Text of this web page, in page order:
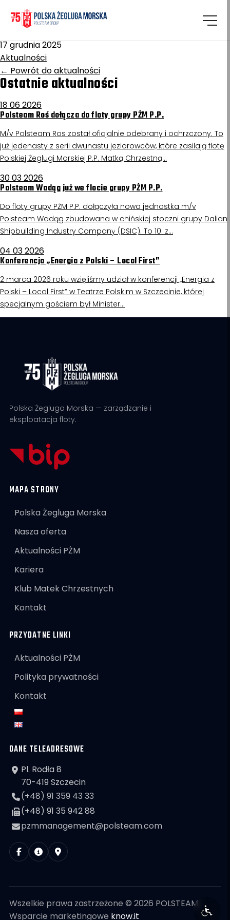
Homepage
Grodziec
17 grudnia 2025
Aktualności
← Powrót do aktualności
Ostatnie aktualności
18 06 2026
Polsteam Roś dołącza do floty grupy PŻM P.P.
M/v Polsteam Ros został oficjalnie odebrany i ochrzczony. To
już jedenasty z serii dwunastu jeziorowców, które zasilają flotę
Polskiej Żeglugi Morskiej P.P. Matką Chrzestną…
30 03 2026
Polsteam Wadąg już we flocie grupy PŻM P.P.
Do floty grupy PŻM P.P. dołączyła nowa jednostka m/v
Polsteam Wadąg zbudowana w chińskiej stoczni grupy Dalian
Shipbuilding Industry Company (DSIC). To 10. z…
04 03 2026
Konferencja „Energia z Polski – Local First”
2 marca 2026 roku wzięliśmy udział w konferencji „Energia z
Polski – Local First” w Teatrze Polskim w Szczecinie, której
specjalnym gościem był Minister…
Polska Żegluga Morska — zarządzanie i
eksploatacja floty.
MAPA STRONY
Polska Żegluga Morska
Nasza oferta
Aktualności PŻM
Kariera
Klub Matek Chrzestnych
Kontakt
PRZYDATNE LINKI
Aktualności PŻM
Polityka prywatności
Kontakt
DANE TELEADRESOWE
Pl. Rodła 8
70-419 Szczecin
(+48) 91 359 43 33
(+48) 91 35 942 88
pzmmanagement@polsteam.com
Wszelkie prawa zastrzeżone © 2026 POLSTEAM
Wsparcie marketingowe know.it